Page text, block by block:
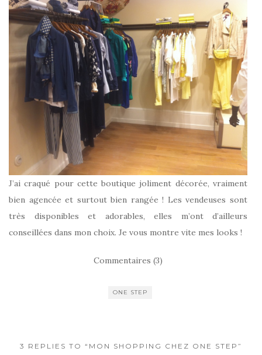
J’ai craqué pour cette boutique joliment décorée, vraiment
bien agencée et surtout bien rangée ! Les vendeuses sont
très disponibles et adorables, elles m’ont d’ailleurs
conseillées dans mon choix. Je vous montre vite mes looks !
Commentaires (3)
ONE STEP
3 REPLIES TO “MON SHOPPING CHEZ ONE STEP”